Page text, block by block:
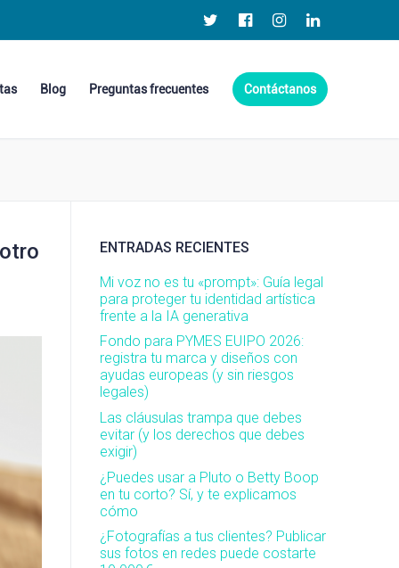
Blog Preguntas frecuentes Contáctanos
ENTRADAS RECIENTES
Mi voz no es tu «prompt»: Guía legal
para proteger tu identidad artística
frente a la IA generativa
Fondo para PYMES EUIPO 2026:
registra tu marca y diseños con
ayudas europeas (y sin riesgos
legales)
Las cláusulas trampa que debes
evitar (y los derechos que debes
exigir)
¿Puedes usar a Pluto o Betty Boop
en tu corto? Sí, y te explicamos
cómo
¿Fotografías a tus clientes? Publicar
sus fotos en redes puede costarte